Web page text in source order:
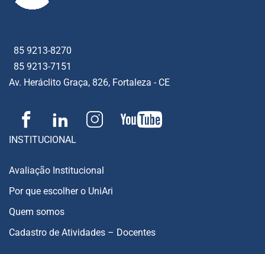
85 9213-8270
85 9213-7151
Av. Heráclito Graça, 826, Fortaleza - CE
INSTITUCIONAL
Avaliação Institucional
Por que escolher o UniAri
Quem somos
Cadastro de Atividades – Docentes